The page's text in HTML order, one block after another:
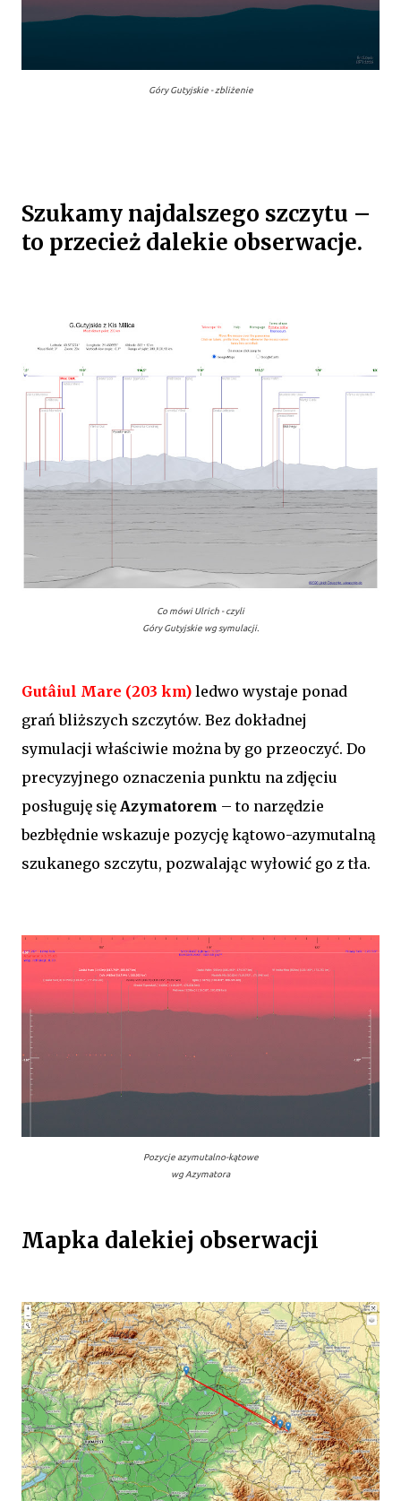
Góry Gutyjskie - zbliżenie
Szukamy najdalszego szczytu –
to przecież dalekie obserwacje.
Co mówi Ulrich - czyli
Góry Gutyjskie wg symulacji.
Gutâiul Mare (203 km) ledwo wystaje ponad
grań bliższych szczytów. Bez dokładnej
symulacji właściwie można by go przeoczyć. Do
precyzyjnego oznaczenia punktu na zdjęciu
posługuję się Azymatorem – to narzędzie
bezbłędnie wskazuje pozycję kątowo-azymutalną
szukanego szczytu, pozwalając wyłowić go z tła.
Pozycje azymutalno-kątowe
wg Azymatora
Mapka dalekiej obserwacji